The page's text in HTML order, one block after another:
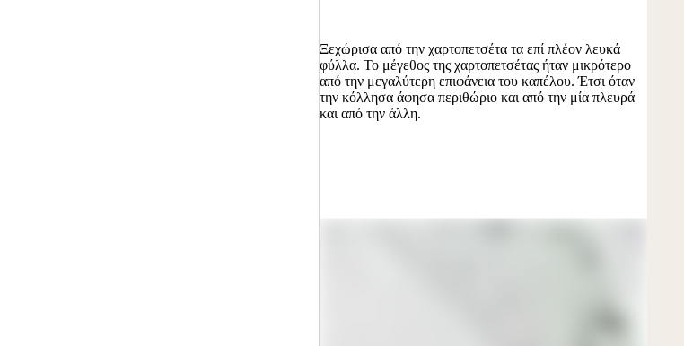
Ξεχώρισα από την χαρτοπετσέτα τα επί πλέον λευκά
φύλλα. Το μέγεθος της χαρτοπετσέτας ήταν μικρότερο
από την μεγαλύτερη επιφάνεια του καπέλου. Έτσι όταν
την κόλλησα άφησα περιθώριο και από την μία πλευρά
και από την άλλη.